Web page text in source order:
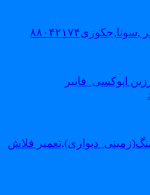
اپوکسی_فایبر
فلاش